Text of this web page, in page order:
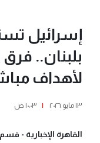
إسرائيل
بلبنان..
لأهداف
١٣ مايو ٢٠٢٦ | ١٠:٠٣ ص
القاهرة الإخبارية - قسم